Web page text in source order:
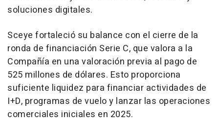
soluciones digitales.
Sceye fortaleció su balance con el cierre de la
ronda de financiación Serie C, que valora a la
Compañía en una valoración previa al pago de
525 millones de dólares. Esto proporciona
suficiente liquidez para financiar actividades de
I+D, programas de vuelo y lanzar las operaciones
comerciales iniciales en 2025.